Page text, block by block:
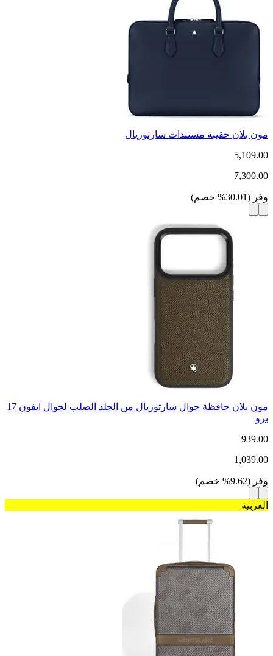
مون بلان حقيبة مستندات سارتوريال
5,109.00
7,300.00
وفر (
30.01
% خصم)
مون بلان حافظة جوال سارتوريال من الجلد الصلب لجوال ايفون 17
برو
939.00
1,039.00
وفر (
9.62
% خصم)
العربية